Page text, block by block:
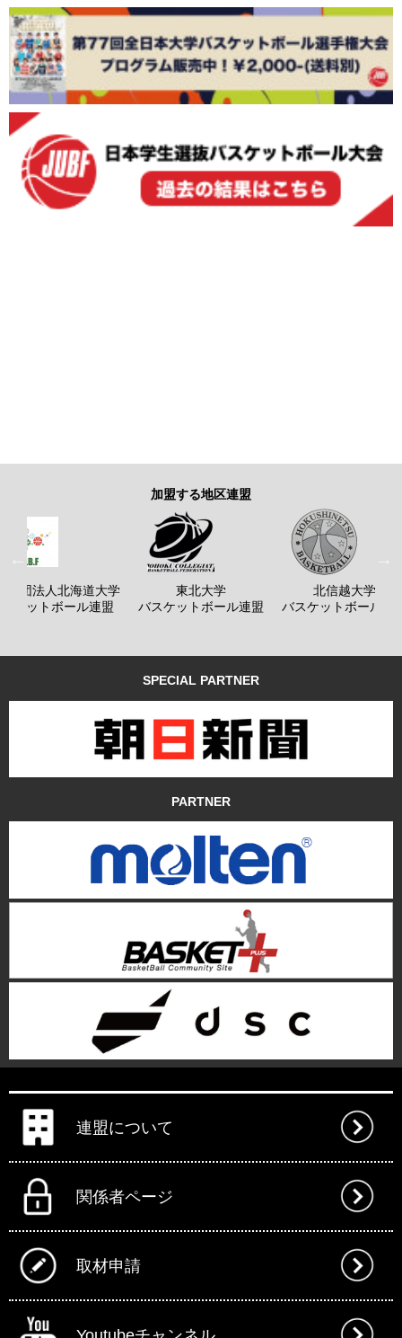
加盟する地区連盟
社団法人北海道大学
ケットボール連盟
東北大学
バスケットボール連盟
北信越大学
バスケットボール連
SPECIAL PARTNER
PARTNER
連盟について
関係者ページ
取材申請